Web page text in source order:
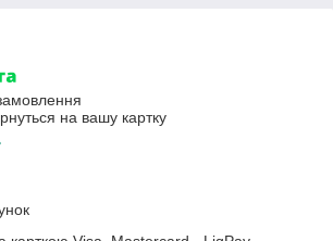
на вашу картку